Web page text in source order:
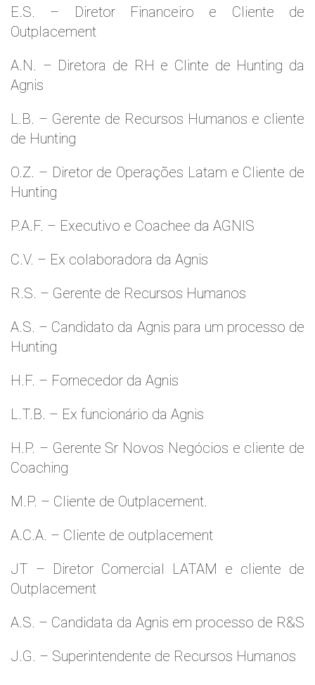
E.S. – Diretor Financeiro e Cliente de
Outplacement
A.N. – Diretora de RH e Clinte de Hunting da
Agnis
L.B. – Gerente de Recursos Humanos e cliente
de Hunting
O.Z. – Diretor de Operações Latam e Cliente de
Hunting
P.A.F. – Executivo e Coachee da AGNIS
C.V. – Ex colaboradora da Agnis
R.S. – Gerente de Recursos Humanos
A.S. – Candidato da Agnis para um processo de
Hunting
H.F. – Fornecedor da Agnis
L.T.B. – Ex funcionário da Agnis
H.P. – Gerente Sr Novos Negócios e cliente de
Coaching
M.P. – Cliente de Outplacement.
A.C.A. – Cliente de outplacement
JT – Diretor Comercial LATAM e cliente de
Outplacement
A.S. – Candidata da Agnis em processo de R&S
J.G. – Superintendente de Recursos Humanos